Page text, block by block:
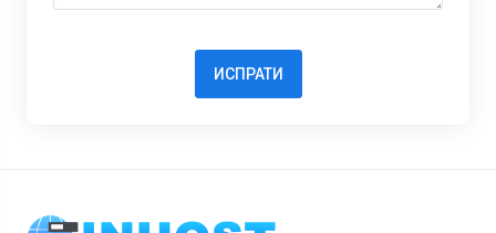
ИСПРАТИ